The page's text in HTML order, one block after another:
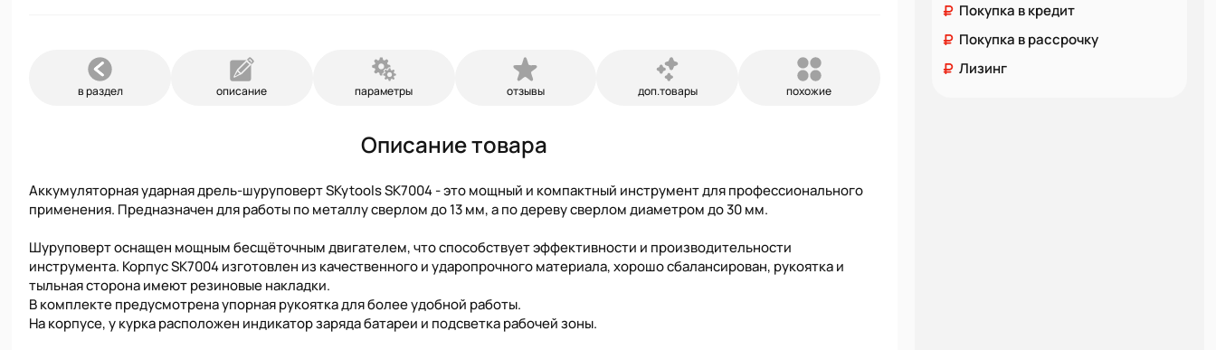
в раздел описание параметры отзывы доп.товары похожие
Описание товара
Аккумуляторная ударная дрель-шуруповерт SKytools SK7004 - это мощный и компактный инструмент для профессионального
применения. Предназначен для работы по металлу сверлом до 13 мм, а по дереву сверлом диаметром до 30 мм.
Шуруповерт оснащен мощным бесщёточным двигателем, что способствует эффективности и производительности
инструмента. Корпус SK7004 изготовлен из качественного и ударопрочного материала, хорошо сбалансирован, рукоятка и
тыльная сторона имеют резиновые накладки.
В комплекте предусмотрена упорная рукоятка для более удобной работы.
На корпусе, у курка расположен индикатор заряда батареи и подсветка рабочей зоны.
Покупка в кредит
Покупка в рассрочку
Лизинг